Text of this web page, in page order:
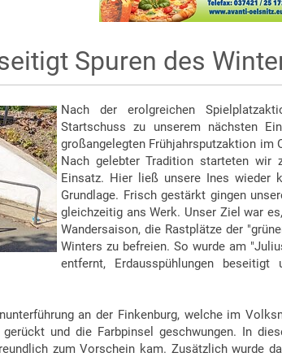
Spuren des
Nach der erolgreichen
Startschuss zu unserem nächsten
großangelegten Frühjahrsputzaktion im
Nach gelebter Tradition starteten wir
Einsatz. Hier ließ unsere Ines wieder
Grundlage. Frisch gestärkt gingen
gleichzeitig ans Werk. Unser Ziel war
Wandersaison, die Rastplätze der
Winters zu befreien. So wurde am
entfernt, Erdausspühlungen
an der Finkenburg, welche im
und die Farbpinsel geschwungen. In
zum Vorschein kam. Zusätzlich wurde